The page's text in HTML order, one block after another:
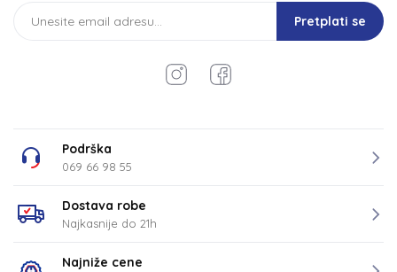
Pretplati se
Podrška
069 66 98 55
Dostava robe
Najkasnije do 21h
Najniže cene